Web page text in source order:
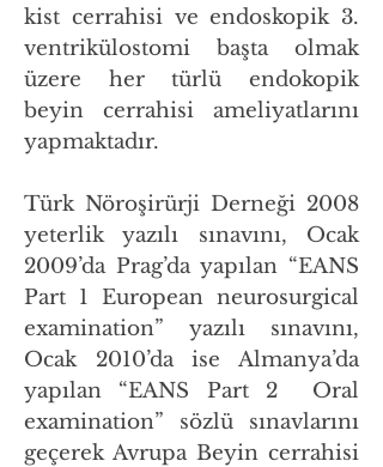
kist cerrahisi ve endoskopik 3.
ventrikülostomi başta olmak
üzere her türlü endokopik
beyin cerrahisi ameliyatlarını
yapmaktadır.
Türk Nöroşirürji Derneği 2008
yeterlik yazılı sınavını, Ocak
2009’da Prag’da yapılan “EANS
Part 1 European neurosurgical
examination” yazılı sınavını,
Ocak 2010’da ise Almanya’da
yapılan “EANS Part 2 Oral
examination” sözlü sınavlarını
geçerek Avrupa Beyin cerrahisi